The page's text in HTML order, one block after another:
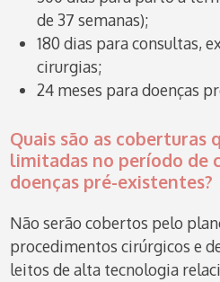
de 37 semanas);
180 dias para consultas,
cirurgias;
24 meses para doenças
Quais são as coberturas
limitadas no período de
doenças pré-existentes?
Não serão cobertos pelo
procedimentos cirúrgicos e
leitos de alta tecnologia